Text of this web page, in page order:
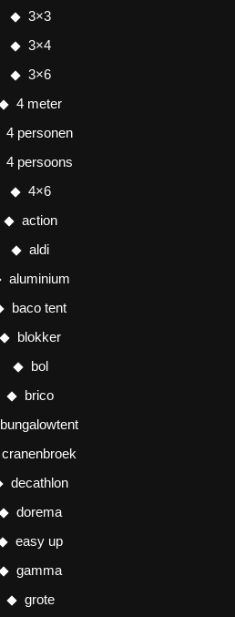
3×3
3×4
3×6
4 meter
4 personen
4 persoons
4×6
action
aldi
aluminium
baco tent
blokker
bol
brico
bungalowtent
cranenbroek
decathlon
dorema
easy up
gamma
grote